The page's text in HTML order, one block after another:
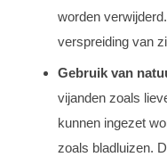
worden
verspreiding van
Gebruik van
vijanden zoals
kunnen ingezet
zoals bladluizen.